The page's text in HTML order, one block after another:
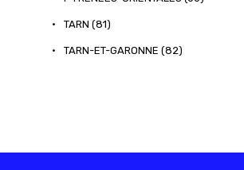
• TARN (81)
• TARN-ET-GARONNE (82)